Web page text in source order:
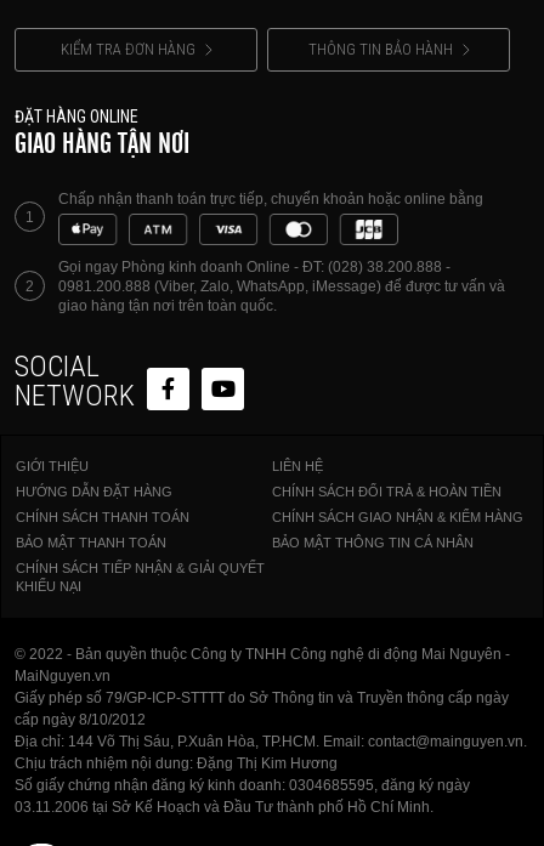
Cứng cáp và bền bỉ
Đế laptop Satechi này làm bằng nhôm cứng cáp,
KIỂM TRA ĐƠN HÀNG THÔNG TIN BẢO HÀNH
ĐẶT HÀNG ONLINE
GIAO HÀNG TẬN NƠI
1
Chấp nhận thanh toán trực tiếp, chuyển khoản hoặc online bằng
2
Gọi ngay Phòng kinh doanh Online - ĐT: (028) 38.200.888 -
0981.200.888 (Viber, Zalo, WhatsApp, iMessage) để được tư vấn và
giao hàng tận nơi trên toàn quốc.
SOCIAL
NETWORK
GIỚI THIỆU
LIÊN HỆ
HƯỚNG DẪN ĐẶT HÀNG
CHÍNH SÁCH ĐỔI TRẢ & HOÀN TIỀN
CHÍNH SÁCH THANH TOÁN
CHÍNH SÁCH GIAO NHẬN & KIỂM HÀNG
BẢO MẬT THANH TOÁN
BẢO MẬT THÔNG TIN CÁ NHÂN
CHÍNH SÁCH TIẾP NHẬN & GIẢI QUYẾT
KHIẾU NẠI
© 2022 - Bản quyền thuộc Công ty TNHH Công nghệ di động Mai Nguyên -
MaiNguyen.vn
Giấy phép số 79/GP-ICP-STTTT do Sở Thông tin và Truyền thông cấp ngày
cấp ngày 8/10/2012
Địa chỉ: 144 Võ Thị Sáu, P.Xuân Hòa, TP.HCM. Email: contact@mainguyen.vn.
Chịu trách nhiệm nội dung: Đặng Thị Kim Hương
Số giấy chứng nhận đăng ký kinh doanh: 0304685595, đăng ký ngày
03.11.2006 tại Sở Kế Hoạch và Đầu Tư thành phố Hồ Chí Minh.